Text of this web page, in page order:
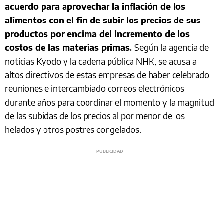
acuerdo para aprovechar la inflación de los
alimentos con el fin de subir los precios de sus
productos por encima del incremento de los
costos de las materias primas. Según la agencia de
noticias Kyodo y la cadena pública NHK, se acusa a
altos directivos de estas empresas de haber celebrado
reuniones e intercambiado correos electrónicos
durante años para coordinar el momento y la magnitud
de las subidas de los precios al por menor de los
helados y otros postres congelados.